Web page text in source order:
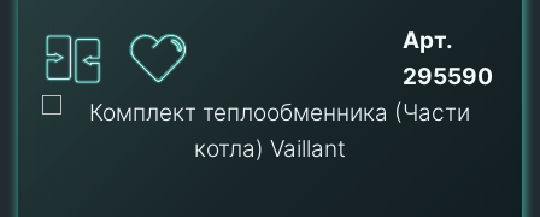
Арт.
295590